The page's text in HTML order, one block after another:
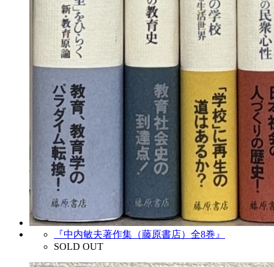
『中内敏夫著作集（藤原書店）全8巻』
SOLD OUT